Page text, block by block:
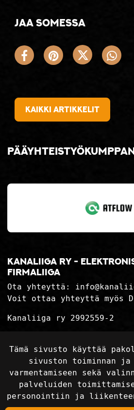
Tämä sivusto käyttää
sivuston toiminnan
varmentamiseen sekä
palveluiden
personointiin ja
Jaa somessa
Kaikki artikkelit
Kanaliiga ry -
firmaliiga
Ota yhteyttä:
Voit ottaa yhteyttä myös
Kanaliiga ry 2992559-2
Toimitusehdot
Seuraa sosiaalisessa